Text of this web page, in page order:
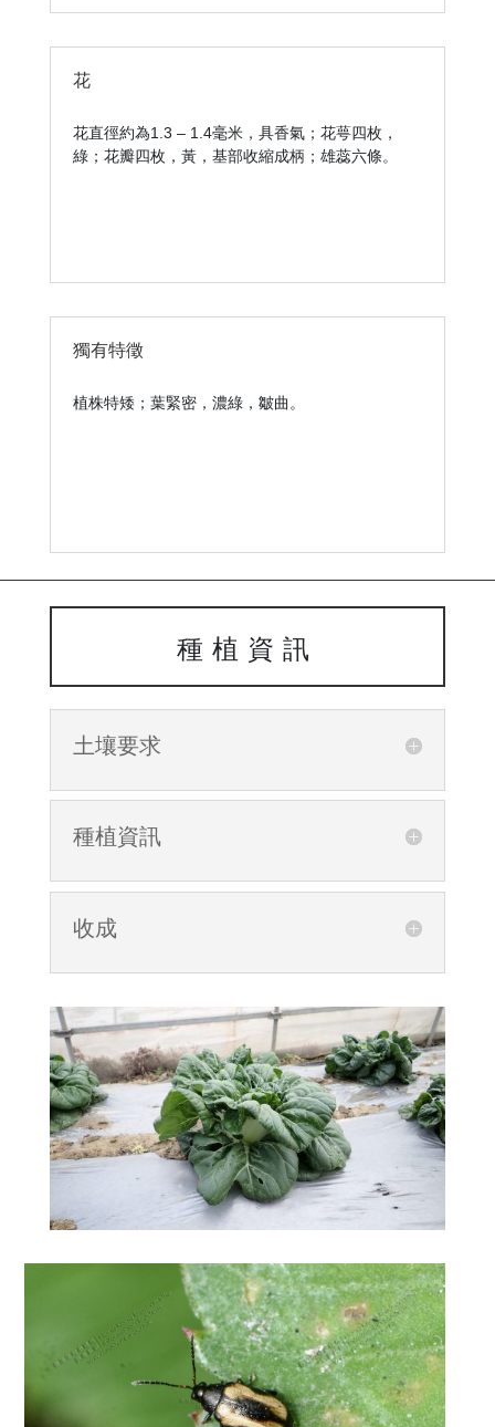
花
花直徑約為1.3 – 1.4毫米，具香氣；花萼四枚，
綠；花瓣四枚，黃，基部收縮成柄；雄蕊六條。
獨有特徵
植株特矮；葉緊密，濃綠，皺曲。
種植資訊
土壤要求
種植資訊
收成